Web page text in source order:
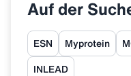
Auf der
ESN Myprotein
INLEAD